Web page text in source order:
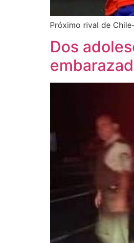
Próximo rival de
Dos